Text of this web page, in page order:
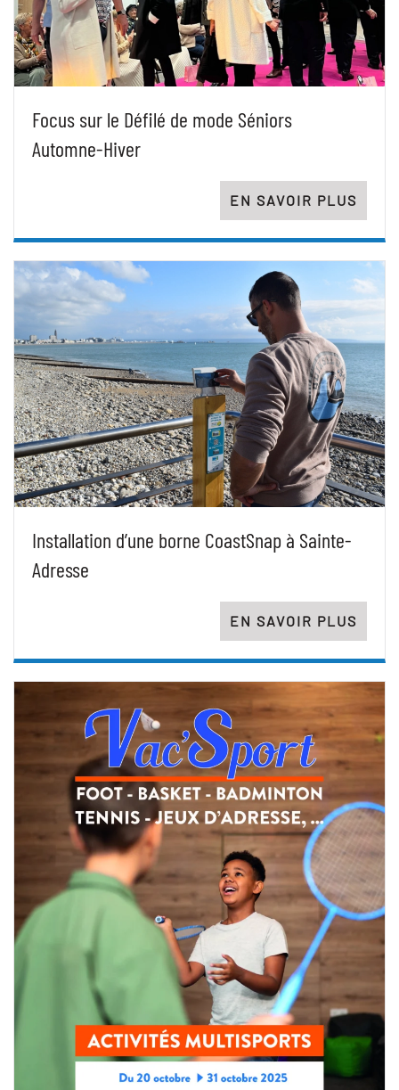
Focus sur le Défilé de mode Séniors
Automne-Hiver
EN SAVOIR PLUS
Installation d’une borne CoastSnap à Sainte-
Adresse
EN SAVOIR PLUS